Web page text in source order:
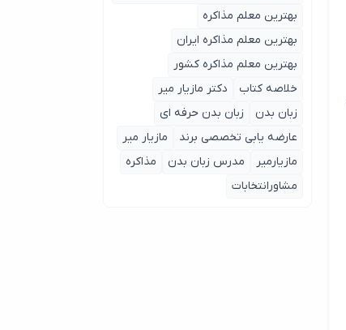
بهترین معلم مذاکره
بهترین معلم مذاکره ایران
بهترین معلم مذاکره کشور
خلاصه کتاب
دکتر مازیار میر
زبان بدن
زبان بدن حرفه ای
عارضه یابی تخصصی برند
مازیار میر
مازیارمیر
مدرس زبان بدن
مذاکره
مشاورانتخابات